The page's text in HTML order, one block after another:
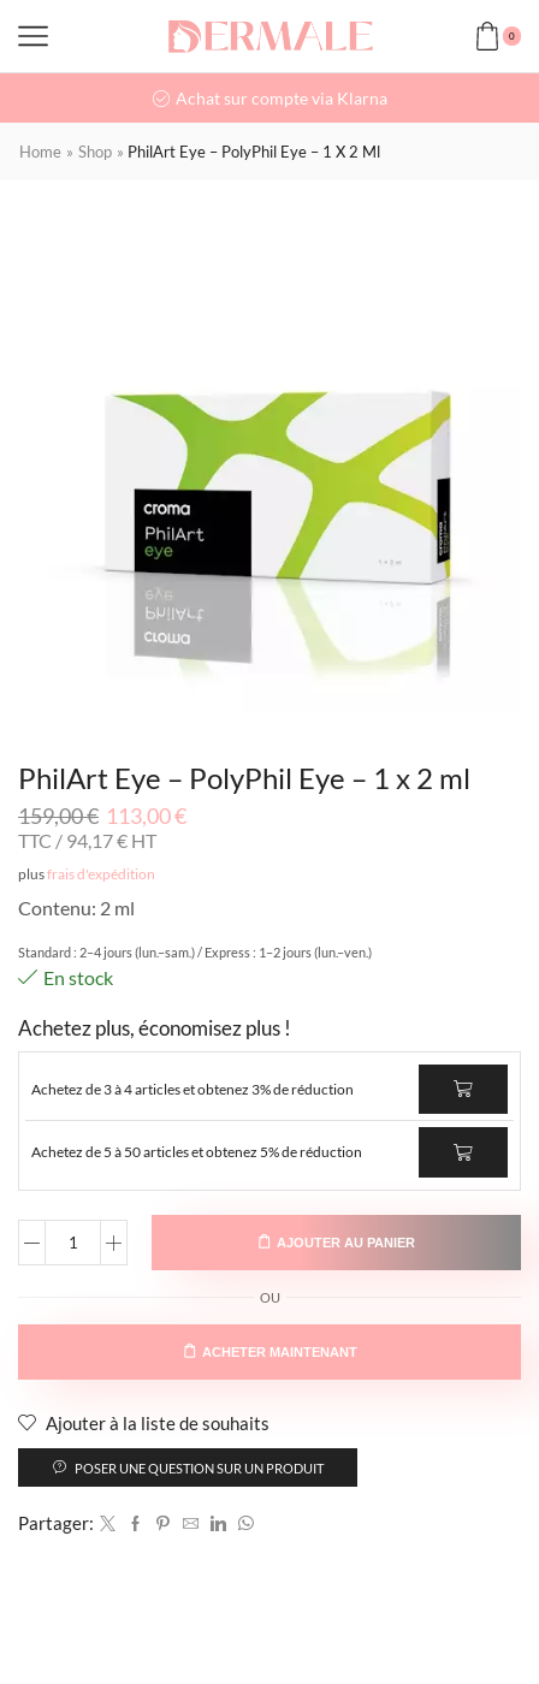
0
Achat sur compte via Klarna
Home » Shop » PhilArt Eye – PolyPhil Eye – 1 X 2 Ml
PhilArt Eye – PolyPhil Eye – 1 x 2 ml
159,00€ 113,00€
TTC / 94,17€ HT
plusfrais d'expédition
Contenu: 2 ml
Standard : 2–4 jours (lun.–sam.) / Express : 1–2 jours (lun.–ven.)
En stock
Achetez plus, économisez plus !
Achetez de 3 à 4 articles et obtenez 3% de réduction
Achetez de 5 à 50 articles et obtenez 5% de réduction
AJOUTER AU PANIER
OU
ACHETER MAINTENANT
Ajouter à la liste de souhaits
POSER UNE QUESTION SUR UN PRODUIT
Partager: